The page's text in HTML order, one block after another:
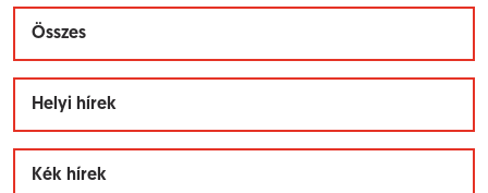
Összes
Helyi hírek
Kék hírek